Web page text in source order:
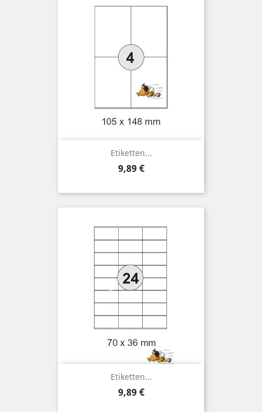
Etiketten...
Preis
9,89 €
Etiketten...
Preis
9,89 €